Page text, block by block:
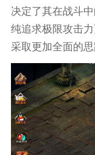
决定了其在战斗
纯追求极限攻击
采取更加全面的思